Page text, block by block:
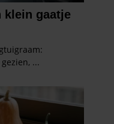
met andere
of die ze hebben
van hun services. U
u onze website blijft